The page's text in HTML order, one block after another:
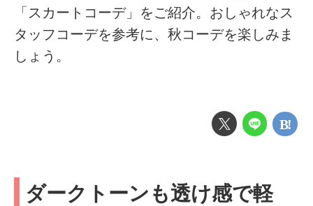
「スカートコーデ」をご紹介。おしゃれなス
タッフコーデを参考に、秋コーデを楽しみま
しょう。
ダークトーンも透け感で軽